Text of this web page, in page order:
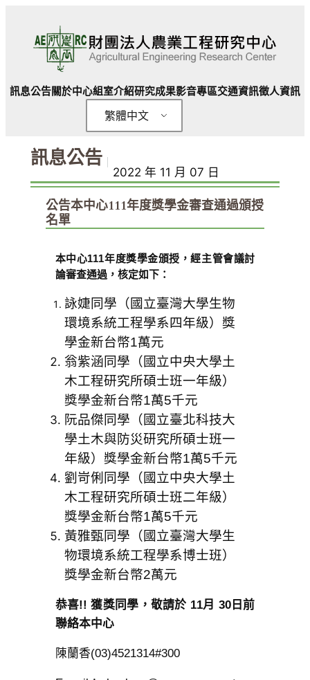
內
訊息公告關於中心組室介紹研究成果影音專區交通資訊徵人資訊
繁體中文
訊息公告
2022 年 11 月 07 日
公告本中心111年度獎學金審查通過頒授
名單
本中心111年度獎學金頒授，經主管會議討
論審查通過，核定如下：
詠婕同學（國立臺灣大學生物
環境系統工程學系四年級）獎
學金新台幣1萬元
翁紫涵同學（國立中央大學土
木工程研究所碩士班一年級）
獎學金新台幣1萬5千元
阮品傑同學（國立臺北科技大
學土木與防災研究所碩士班一
年級）獎學金新台幣1萬5千元
劉岢俐同學（國立中央大學土
木工程研究所碩士班二年級）
獎學金新台幣1萬5千元
黃雅甄同學（國立臺灣大學生
物環境系統工程學系博士班）
獎學金新台幣2萬元
恭喜!! 獲獎同學，敬請於 11月 30日前
聯絡本中心
陳蘭香(03)4521314#300